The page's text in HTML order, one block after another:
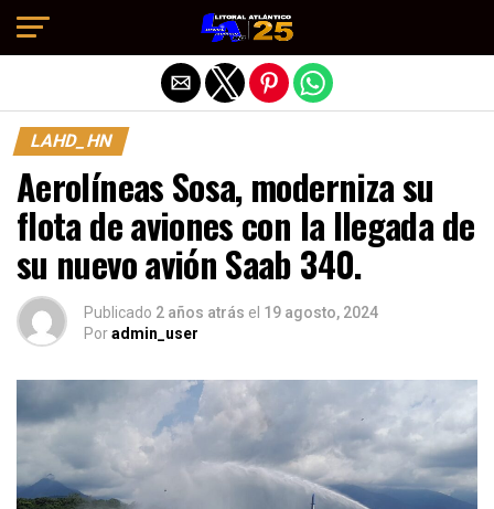
LAHD_HN
Aerolíneas Sosa, moderniza su
flota de aviones con la llegada de
su nuevo avión Saab 340.
Publicado 2 años atrás el 19 agosto, 2024
Poradmin_user
Salir de la versión móvil